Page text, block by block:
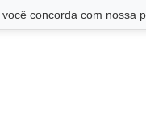
concorda com nossa